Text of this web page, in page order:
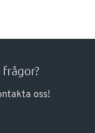
frågor?
oss!